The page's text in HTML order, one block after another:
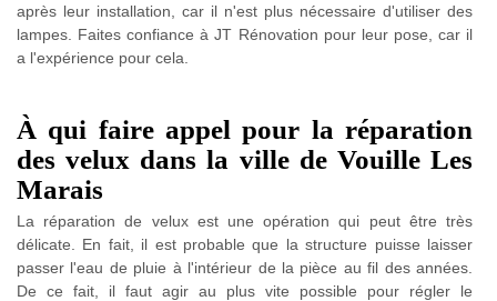
après leur installation, car il n'est plus nécessaire d'utiliser des
lampes. Faites confiance à JT Rénovation pour leur pose, car il
a l'expérience pour cela.
À qui faire appel pour la réparation
des velux dans la ville de Vouille Les
Marais
La réparation de velux est une opération qui peut être très
délicate. En fait, il est probable que la structure puisse laisser
passer l'eau de pluie à l'intérieur de la pièce au fil des années.
De ce fait, il faut agir au plus vite possible pour régler le